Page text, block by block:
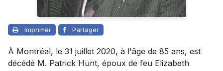
Imprimer Partager
À Montréal, le 31 juillet 2020, à l'âge de 85 ans, est
décédé M. Patrick Hunt, époux de feu Elizabeth